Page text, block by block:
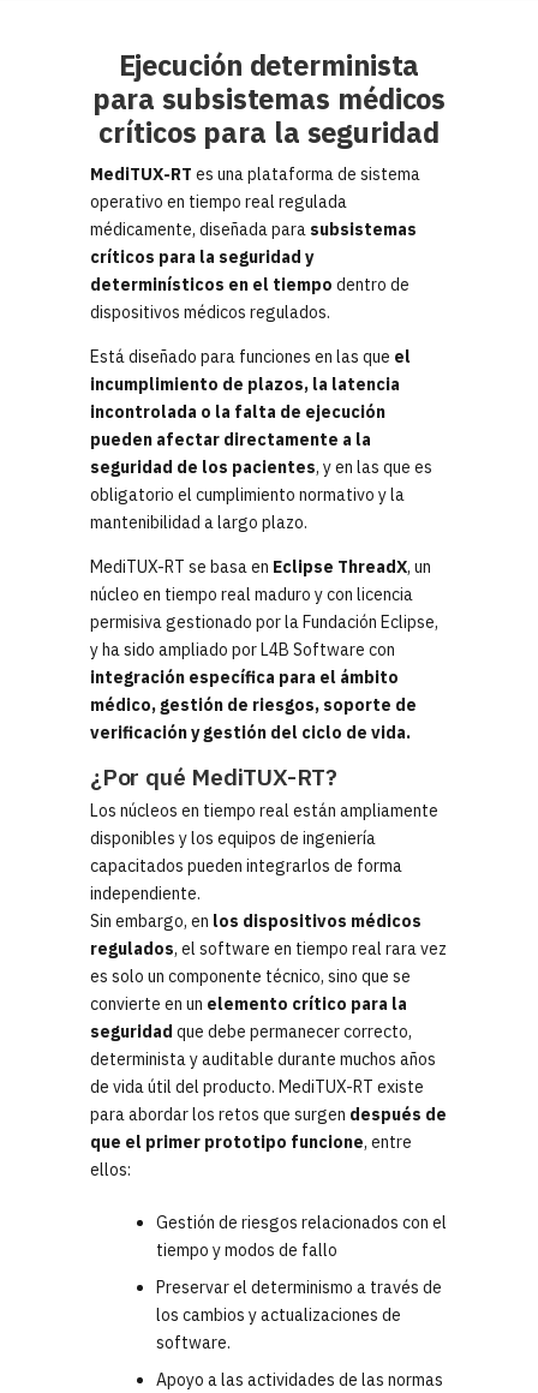
Ejecución determinista
para subsistemas médicos
críticos para la seguridad
MediTUX-RT es una plataforma de sistema
operativo en tiempo real regulada
médicamente, diseñada para subsistemas
críticos para la seguridad y
determinísticos en el tiempo dentro de
dispositivos médicos regulados.
Está diseñado para funciones en las que el
incumplimiento de plazos, la latencia
incontrolada o la falta de ejecución
pueden afectar directamente a la
seguridad de los pacientes, y en las que es
obligatorio el cumplimiento normativo y la
mantenibilidad a largo plazo.
MediTUX-RT se basa en Eclipse ThreadX, un
núcleo en tiempo real maduro y con licencia
permisiva gestionado por la Fundación Eclipse,
y ha sido ampliado por L4B Software con
integración específica para el ámbito
médico, gestión de riesgos, soporte de
verificación y gestión del ciclo de vida.
¿Por qué MediTUX-RT?
Los núcleos en tiempo real están ampliamente
disponibles y los equipos de ingeniería
capacitados pueden integrarlos de forma
independiente.
Sin embargo, en los dispositivos médicos
regulados, el software en tiempo real rara vez
es solo un componente técnico, sino que se
convierte en un elemento crítico para la
seguridad que debe permanecer correcto,
determinista y auditable durante muchos años
de vida útil del producto. MediTUX-RT existe
para abordar los retos que surgen después de
que el primer prototipo funcione, entre
ellos:
Gestión de riesgos relacionados con el
tiempo y modos de fallo
Preservar el determinismo a través de
los cambios y actualizaciones de
software.
Apoyo a las actividades de las normas